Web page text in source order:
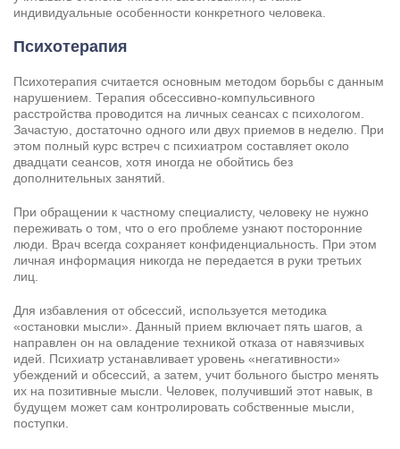
индивидуальные особенности конкретного человека.
Психотерапия
Психотерапия считается основным методом борьбы с данным
нарушением. Терапия обсессивно-компульсивного
расстройства проводится на личных сеансах с психологом.
Зачастую, достаточно одного или двух приемов в неделю. При
этом полный курс встреч с психиатром составляет около
двадцати сеансов, хотя иногда не обойтись без
дополнительных занятий.
При обращении к частному специалисту, человеку не нужно
переживать о том, что о его проблеме узнают посторонние
люди. Врач всегда сохраняет конфиденциальность. При этом
личная информация никогда не передается в руки третьих
лиц.
Для избавления от обсессий, используется методика
«остановки мысли». Данный прием включает пять шагов, а
направлен он на овладение техникой отказа от навязчивых
идей. Психиатр устанавливает уровень «негативности»
убеждений и обсессий, а затем, учит больного быстро менять
их на позитивные мысли. Человек, получивший этот навык, в
будущем может сам контролировать собственные мысли,
поступки.